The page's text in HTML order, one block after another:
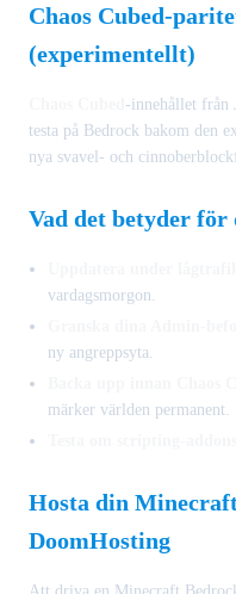
Chaos Cubed-
(experimentellt)
-innehållet från
testa på Bedrock bakom den
nya svavel- och
Vad det betyder för
vardagsmorgon.
ny angreppsyta.
märker världen permanent.
Hosta din
DoomHosting